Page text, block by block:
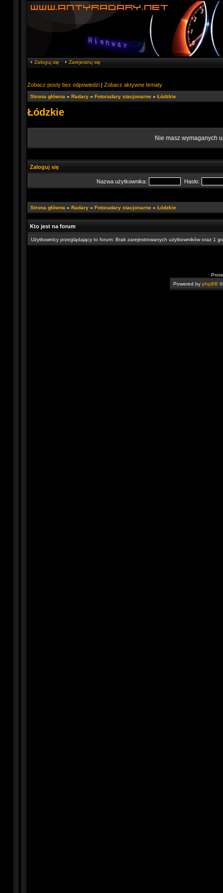
Zaloguj się Zarejestruj się
Zobacz posty bez odpowiedzi | Zobacz aktywne tematy
Strona główna » Radary » Fotoradary stacjonarne » Łódzkie
Łódzkie
Nie masz wymaganych
Zaloguj się
Nazwa użytkownika: Hasło:
Strona główna » Radary » Fotoradary stacjonarne » Łódzkie
Kto jest na forum
Użytkownicy przeglądający to forum: Brak zarejestrowanych użytkowników oraz 1
Powered by phpBB